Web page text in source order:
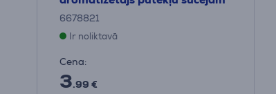
6678821
Ir noliktavā
Cena:
3.99 €